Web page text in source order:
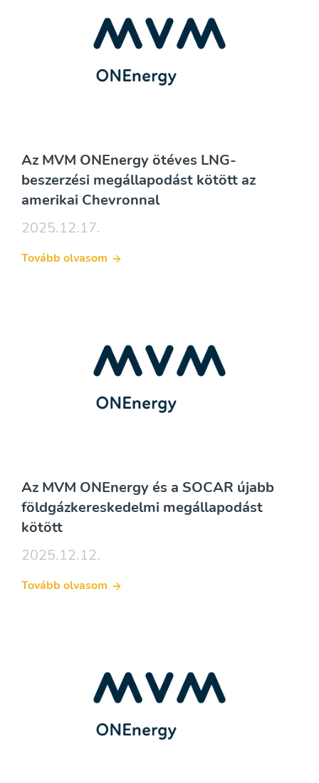
Az MVM ONEnergy ötéves LNG-
beszerzési megállapodást kötött az
amerikai Chevronnal
2025.12.17.
Tovább olvasom
Az MVM ONEnergy és a SOCAR újabb
földgázkereskedelmi megállapodást
kötött
2025.12.12.
Tovább olvasom